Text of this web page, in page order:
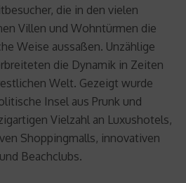
die in den vielen
Villen und Wohntürmen die
Weise aussaßen. Unzählige
die Dynamik in Zeiten
Welt. Gezeigt wurde
Insel aus Prunk und
Vielzahl an Luxushotels,
Shoppingmalls, innovativen
Beachclubs.